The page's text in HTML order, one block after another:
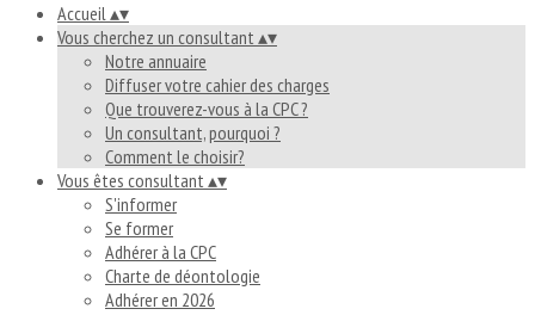
Accueil▴▾
Vous cherchez un consultant ▴▾
Notre annuaire
Diffuser votre cahier des charges
Que trouverez-vous à la CPC ?
Un consultant, pourquoi ?
Comment le choisir?
Vous êtes consultant ▴▾
S'informer
Se former
Adhérer à la CPC
Charte de déontologie
Adhérer en 2026